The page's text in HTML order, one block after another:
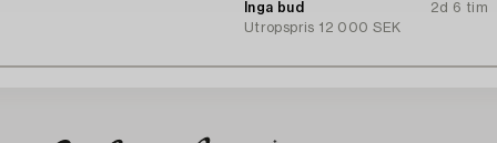
diamanter.
Inga bud
2d 6 tim
Utropspris 12 000 SEK